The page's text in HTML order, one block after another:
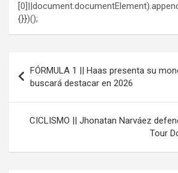
{}})();
Navegación
de
entradas
FÓRMULA 1 || Haas presenta su
buscará destacar en 2026
CICLISMO || Jhonatan Narváez
Tour